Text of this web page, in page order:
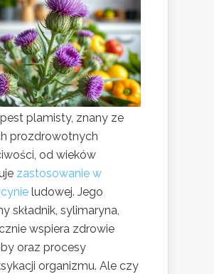
plamisty, znany ze
prozdrowotnych
od wieków
zastosowanie w
ludowej. Jego
składnik, sylimaryna,
wspiera zdrowie
oraz procesy
organizmu. Ale czy